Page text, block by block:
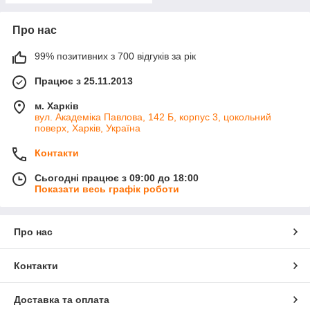
Про нас
99% позитивних з 700 відгуків за рік
Працює з 25.11.2013
м. Харків
вул. Академіка Павлова, 142 Б, корпус 3, цокольний
поверх, Харків, Україна
Контакти
Сьогодні працює з 09:00 до 18:00
Показати весь графік роботи
Про нас
Контакти
Доставка та оплата